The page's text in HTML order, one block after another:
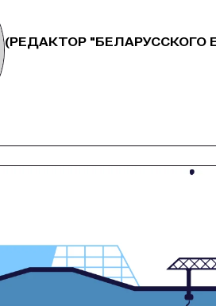
(РЕДАКТОР "БЕЛАРУССКОГО